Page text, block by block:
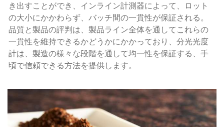
き出すことができ、インライン計測器によって、ロット
の大小にかかわらず、バッチ間の一貫性が保証される。
品質と製品の評判は、製品ライン全体を通してこれらの
一貫性を維持できるかどうかにかかっており、分光光度
計は、製造の様々な段階を通して均一性を保証する、手
頃で信頼できる方法を提供します。